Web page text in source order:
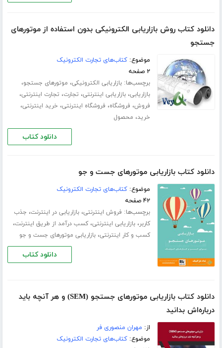
دانلود کتاب روش بازاریابی الکترونیکی بدون استفاده از موتورهای
جستجو
موضوع:کتاب‌های تجارت الکترونیک
۲ صفحه
برچسب‌ها:بازاریابی الکترونیکی، موتورهای جستجو،
بازاریابی،بازاریابی اینترنتی، تجارت، تجارت اینترنتی،
فروش، فروشگاه، فروشگاه اینترنتی، خرید اینترنتی،
خرید، محصول
دانلود کتاب
دانلود کتاب بازاریابی موتورهای جست و جو
موضوع:کتاب‌های تجارت الکترونیک
۴۲ صفحه
برچسب‌ها: فروش اینترنتی،بازاریابی در اینترنت، جذب
کاربر،بازاریابی اینترنتی،کسب درآمد از طریق اینترنت،
کسب و کار اینترنتی،بازاریابی موتورهای جست و جو
دانلود کتاب
دانلود کتاب بازاریابی موتورهای جستجو (SEM) و هر آنچه باید
درباره‌اش بدانید
از: مهران منصوری فر
موضوع:کتاب‌های تجارت الکترونیک